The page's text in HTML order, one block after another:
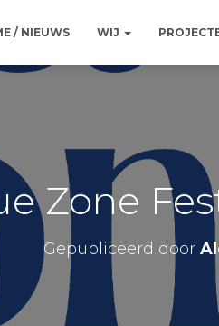
/ NIEUWS WIJ
Zone
Gepubliceerd door